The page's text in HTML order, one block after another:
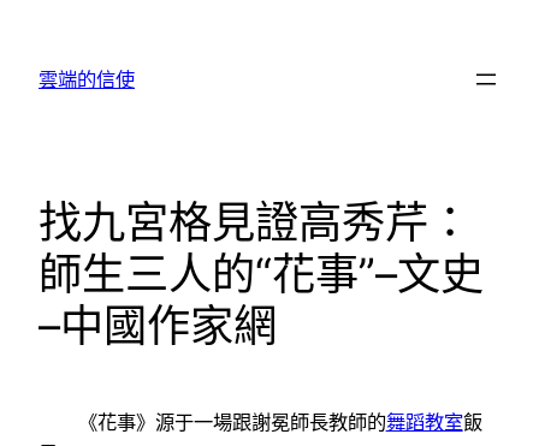
雲端的信使
找九宮格見證高秀芹：
師生三人的“花事”–文史
–中國作家網
《花事》源于一場跟謝冕師長教師的舞蹈教室飯